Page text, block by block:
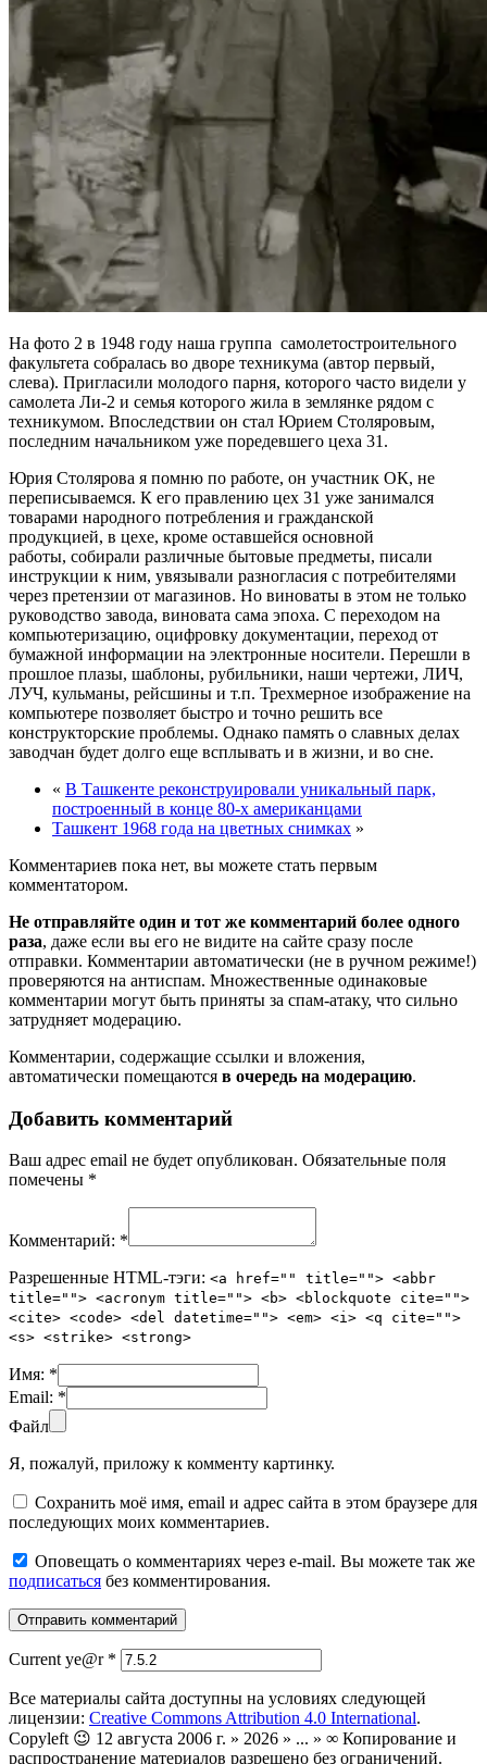
На фото 2 в 1948 году наша группа самолетостроительного
факультета собралась во дворе техникума (автор первый,
слева). Пригласили молодого парня, которого часто видели у
самолета Ли-2 и семья которого жила в землянке рядом с
техникумом. Впоследствии он стал Юрием Столяровым,
последним начальником уже поредевшего цеха 31.
Юрия Столярова я помню по работе, он участник ОК, не
переписываемся. К его правлению цех 31 уже занимался
товарами народного потребления и гражданской
продукцией, в цехе, кроме оставшейся основной
работы, собирали различные бытовые предметы, писали
инструкции к ним, увязывали разногласия с потребителями
через претензии от магазинов. Но виноваты в этом не только
руководство завода, виновата сама эпоха. С переходом на
компьютеризацию, оцифровку документации, переход от
бумажной информации на электронные носители. Перешли в
прошлое плазы, шаблоны, рубильники, наши чертежи, ЛИЧ,
ЛУЧ, кульманы, рейсшины и т.п. Трехмерное изображение на
компьютере позволяет быстро и точно решить все
конструкторские проблемы. Однако память о славных делах
заводчан будет долго еще всплывать и в жизни, и во сне.
« В Ташкенте реконструировали уникальный парк,
построенный в конце 80-х американцами
Ташкент 1968 года на цветных снимках »
Комментариев пока нет, вы можете стать первым
комментатором.
Не отправляйте один и тот же комментарий более одного
раза, даже если вы его не видите на сайте сразу после
отправки. Комментарии автоматически (не в ручном режиме!)
проверяются на антиспам. Множественные одинаковые
комментарии могут быть приняты за спам-атаку, что сильно
затрудняет модерацию.
Комментарии, содержащие ссылки и вложения,
автоматически помещаются в очередь на модерацию.
Добавить комментарий
Ваш адрес email не будет опубликован. Обязательные поля
помечены *
Комментарий: *
Разрешенные HTML-тэги: <a href="" title=""> <abbr
title=""> <acronym title=""> <b> <blockquote cite="">
<cite> <code> <del datetime=""> <em> <i> <q cite="">
<s> <strike> <strong>
Имя: *
Email: *
Файл
Я, пожалуй, приложу к комменту картинку.
Сохранить моё имя, email и адрес сайта в этом браузере для
последующих моих комментариев.
Оповещать о комментариях через e-mail. Вы можете так же
подписаться без комментирования.
Current ye@r *
Все материалы сайта доступны на условиях следующей
лицензии: Creative Commons Attribution 4.0 International.
Copyleft 😉 12 августа 2006 г. » 2026 » ... » ∞ Копирование и
распространение материалов разрешено без ограничений.